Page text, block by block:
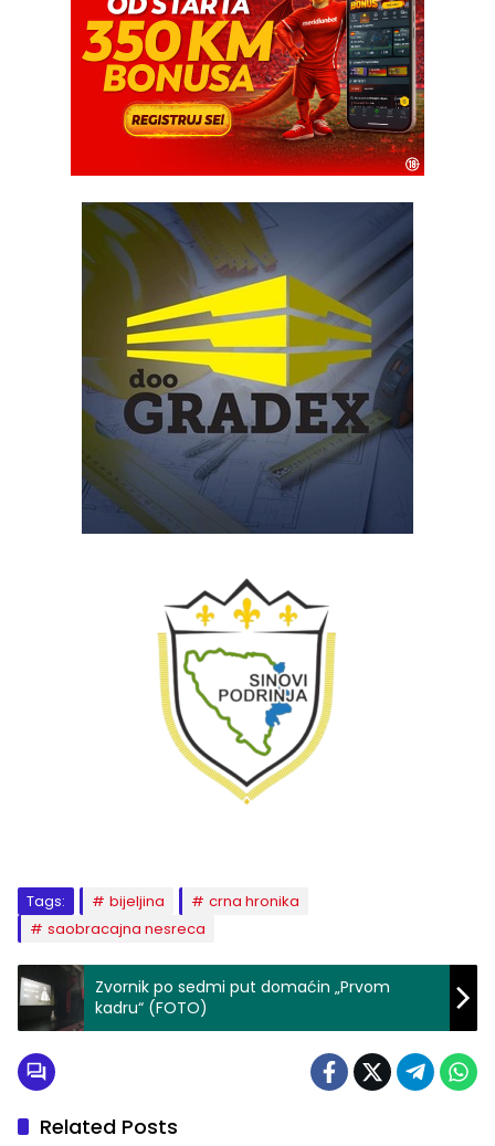
Tags: bijeljina
crna hronika
saobracajna nesreca
Zvornik po sedmi put domaćin „Prvom
kadru“ (FOTO)
Related Posts